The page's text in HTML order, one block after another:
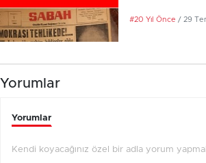
#20 Yıl Önce / 29
Yorumlar
Yorumlar
Kendi koyacağınız özel bir adla yorum